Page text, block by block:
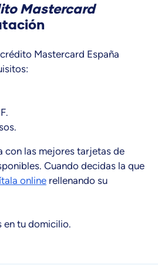
Mastercard
Mastercard España
con las mejores tarjetas de
Cuando decidas la que
online rellenando su
en tu domicilio.